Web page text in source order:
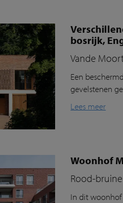
bosrijk,
Vande
Een
gevelstenen
Lees meer
Woonhof
Rood-
In ditwoonhof